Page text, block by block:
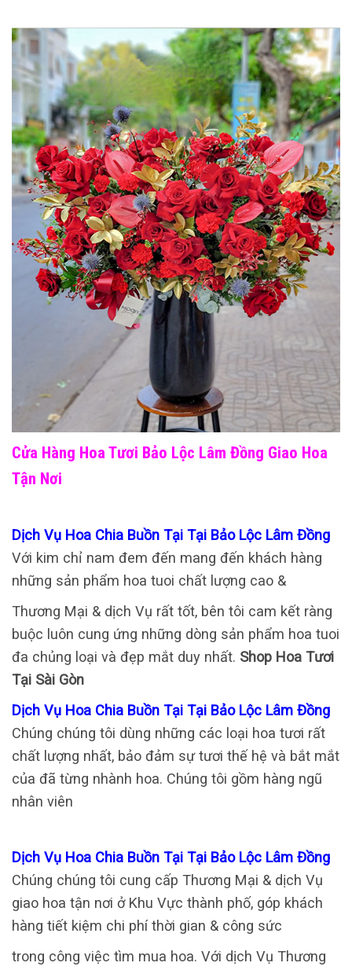
Cửa Hàng Hoa Tươi Bảo Lộc Lâm Đồng Giao Hoa
Tận Nơi
Dịch Vụ Hoa Chia Buồn Tại Tại Bảo Lộc Lâm Đồng
Với kim chỉ nam đem đến mang đến khách hàng
những sản phẩm hoa tuoi chất lượng cao &
Thương Mại & dịch Vụ rất tốt, bên tôi cam kết ràng
buộc luôn cung ứng những dòng sản phẩm hoa tuoi
đa chủng loại và đẹp mắt duy nhất. Shop Hoa Tươi
Tại Sài Gòn
Dịch Vụ Hoa Chia Buồn Tại Tại Bảo Lộc Lâm Đồng
Chúng chúng tôi dùng những các loại hoa tươi rất
chất lượng nhất, bảo đảm sự tươi thế hệ và bắt mắt
của đã từng nhành hoa. Chúng tôi gồm hàng ngũ
nhân viên
Dịch Vụ Hoa Chia Buồn Tại Tại Bảo Lộc Lâm Đồng
Chúng chúng tôi cung cấp Thương Mại & dịch Vụ
giao hoa tận nơi ở Khu Vực thành phố, góp khách
hàng tiết kiệm chi phí thời gian & công sức
trong công việc tìm mua hoa. Với dịch Vụ Thương